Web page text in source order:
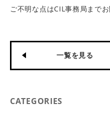
ご不明な点はCIL事務局まで
一覧を見る
CATEGORIES